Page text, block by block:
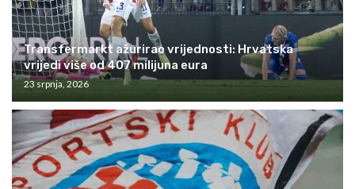
Transfermarkt ažurirao vrijednosti: Hrvatska
vrijedi više od 407 milijuna eura
23 srpnja, 2026